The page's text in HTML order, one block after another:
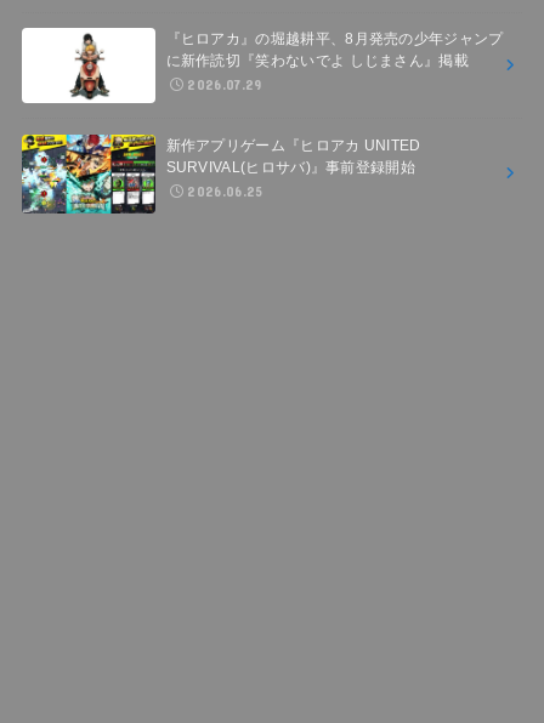
『ヒロアカ』の堀越耕平、8月発売の少年ジャンプ
に新作読切『笑わないでよ しじまさん』掲載
2026.07.29
新作アプリゲーム『ヒロアカ UNITED
SURVIVAL(ヒロサバ)』事前登録開始
2026.06.25